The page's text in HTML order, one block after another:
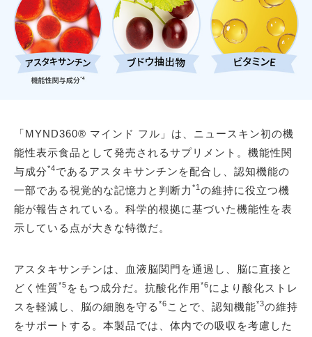
「MYND360® マインド フル」は、ニュースキン初の機
能性表示食品として発売されるサプリメント。機能性関
与成分*4であるアスタキサンチンを配合し、認知機能の
一部である視覚的な記憶力と判断力 *1 の維持に役立つ機
能が報告されている。科学的根拠に基づいた機能性を表
示している点が大きな特徴だ。
アスタキサンチンは、血液脳関門を通過し、脳に直接と
どく性質*5 をもつ成分だ。抗酸化作用*6により酸化ストレ
スを軽減し、脳の細胞を守る *6 ことで、認知機能*3の維持
をサポートする。本製品では、体内での吸収を考慮した